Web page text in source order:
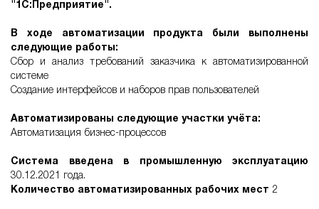
"1С:Предприятие".
В ходе автоматизации продукта были выполнены
следующие работы:
Сбор и анализ требований заказчика к автоматизированной
системе
Создание интерфейсов и наборов прав пользователей
Автоматизированы следующие участки учёта:
Автоматизация бизнес-процессов
Система введена в промышленную эксплуатацию
30.12.2021 года.
Количество автоматизированных рабочих мест 2